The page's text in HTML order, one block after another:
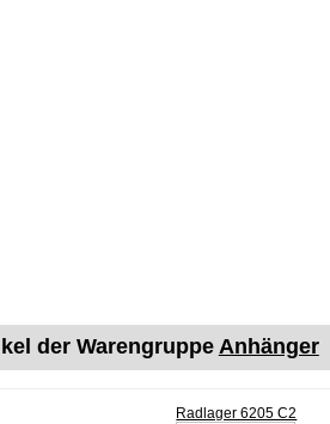
der WarengruppeAnhänger
Radlager 6205 C2